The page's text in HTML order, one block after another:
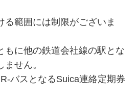
る範囲には制限がございま
もに他の鉄道会社線の駅とな
せん。
バスとなるSuica連絡定期券